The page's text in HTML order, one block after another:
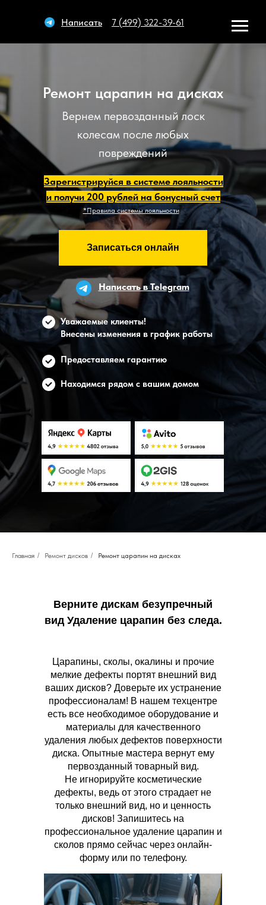
Написать 7 (499) 322-39-61
Записаться онлайн
Уважаемые клиенты!
Внесены изменения в график работы
Предоставляем гарантию
Находимся рядом с вашим домом
*Правила системы лояльности
Зарегистрируйся в системе лояльности
и получи 200 рублей на бонусный счет
Написать в Telegram
Ремонт царапин на дисках
Вернем первозданный лоск
колесам после любых
повреждений
Главная / Ремонт дисков / Ремонт царапин на дисках
Верните дискам безупречный
вид Удаление царапин без следа.
Царапины, сколы, окалины и прочие
мелкие дефекты портят внешний вид
ваших дисков? Доверьте их устранение
профессионалам! В нашем техцентре
есть все необходимое оборудование и
материалы для качественного
удаления любых дефектов поверхности
диска. Опытные мастера вернут ему
первозданный товарный вид.
Не игнорируйте косметические
дефекты, ведь от этого страдает не
только внешний вид, но и ценность
дисков! Запишитесь на
профессиональное удаление царапин и
сколов прямо сейчас через онлайн-
форму или по телефону.